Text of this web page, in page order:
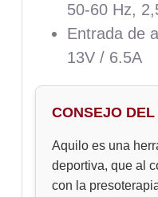
50-60 Hz,
Entrada de
13V / 6.5A
CONSEJO
Aquilo es una
deportiva, que al
con la